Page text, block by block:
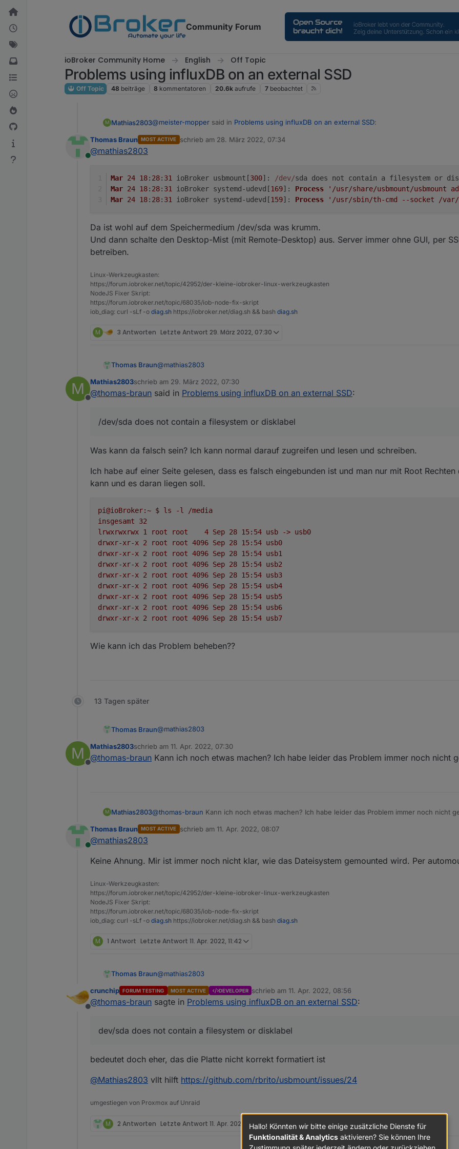
Weiter zum Inhalt
Community Forum
ioBroker Community Home English Off Topic
Problems using influxDB on an external SSD
Off Topic 48 beiträge 8 kommentatoren 20.6k aufrufe 7 beobachtet
M Mathias2803@meister-mopper said in Problems using influxDB on an external SSD:
Online
Thomas Braun MOST ACTIVE schrieb am 28. März 2022, 07:34
zuletzt editiert von
@mathias2803
Mar 24 18: 28: 31 ioBroker usbmount[300]: /dev/sda does not contain a filesystem or
Mar 24 18: 28: 31 ioBroker systemd-udevd[169]: Process '/usr/share/usbmount/usbmount
Mar 24 18: 28: 31 ioBroker systemd-udevd[159]: Process '/usr/sbin/th-cmd --socket /
Da ist wohl auf dem Speichermedium /dev/sda was krumm.
Und dann schalte den Desktop-Mist (mit Remote-Desktop) aus. Server immer ohne GUI, per
betreiben.
Linux-Werkzeugkasten:
https://forum.iobroker.net/topic/42952/der-kleine-iobroker-linux-werkzeugkasten
NodeJS Fixer Skript:
https://forum.iobroker.net/topic/68035/iob-node-fix-skript
iob_diag: curl -sLf -o diag.sh https://iobroker.net/diag.sh && bash diag.sh
M 3 Antworten Letzte Antwort 29. März 2022, 07:30
Thomas Braun@mathias2803
Mar 24 18:28:31 ioBroker usbmount[300]: /dev/sda does not contain a
Mar 24 18:28:31 ioBroker systemd-udevd[169]: Process '/usr/share/
M
Offline
Mathias2803schrieb am 29. März 2022, 07:30
zuletzt editiert von
@thomas-braun said in Problems using influxDB on an external SSD:
/dev/sda does not contain a filesystem or disklabel
Was kann da falsch sein? Ich kann normal darauf zugreifen und lesen und schreiben.
Ich habe auf einer Seite gelesen, dass es falsch eingebunden ist und man nur mit Root
kann und es daran liegen soll.
pi@ioBroker:~ $ ls -l
/media
insgesamt
32
lrwxrwxrwx 1 root root 4 Sep 28 15:54 usb -> usb0
drwxr-xr-x 2 root root 4096 Sep 28 15:54 usb0
drwxr-xr-x 2 root root 4096 Sep 28 15:54 usb1
drwxr-xr-x 2 root root 4096 Sep 28 15:54 usb2
drwxr-xr-x 2 root root 4096 Sep 28 15:54 usb3
drwxr-xr-x 2 root root 4096 Sep 28 15:54 usb4
drwxr-xr-x 2 root root 4096 Sep 28 15:54 usb5
drwxr-xr-x 2 root root 4096 Sep 28 15:54 usb6
drwxr-xr-x 2 root root 4096 Sep 28 15:54 usb7
Wie kann ich das Problem beheben??
13 Tagen später
Thomas Braun@mathias2803
Mar 24 18:28:31 ioBroker usbmount[300]: /dev/sda does not contain a
Mar 24 18:28:31 ioBroker systemd-udevd[169]: Process '/usr/share/
M
Offline
Mathias2803schrieb am 11. Apr. 2022, 07:30
zuletzt editiert von
@thomas-braun Kann ich noch etwas machen? Ich habe leider das Problem immer noch nicht
M Mathias2803@thomas-braun Kann ich noch etwas machen? Ich habe leider das Problem immer noch nicht
Online
Thomas Braun MOST ACTIVE schrieb am 11. Apr. 2022, 08:07
zuletzt editiert von
@mathias2803
Keine Ahnung. Mir ist immer noch nicht klar, wie das Dateisystem gemounted wird. Per
Linux-Werkzeugkasten:
https://forum.iobroker.net/topic/42952/der-kleine-iobroker-linux-werkzeugkasten
NodeJS Fixer Skript:
https://forum.iobroker.net/topic/68035/iob-node-fix-skript
iob_diag: curl -sLf -o diag.sh https://iobroker.net/diag.sh && bash diag.sh
M 1 Antwort Letzte Antwort 11. Apr. 2022, 11:42
Thomas Braun@mathias2803
Mar 24 18:28:31 ioBroker usbmount[300]: /dev/sda does not contain a
Mar 24 18:28:31 ioBroker systemd-udevd[169]: Process '/usr/share/
Offline
crunchip FORUM TESTING MOST ACTIVE DEVELOPER schrieb am 11. Apr. 2022, 08:56
zuletzt editiert von
@thomas-braun sagte in Problems using influxDB on an external SSD:
dev/sda does not contain a filesystem or disklabel
bedeutet doch eher, das die Platte nicht korrekt formatiert ist
@Mathias2803 vllt hilft https://github.com/rbrito/usbmount/issues/24
umgestiegen von Proxmox auf Unraid
M 2 Antworten Letzte Antwort 11. Apr. 2022, 09:00Hallo! Könnten wir bitte einige zusätzliche Dienste für
Funktionalität & Analytics aktivieren? Sie können Ihre